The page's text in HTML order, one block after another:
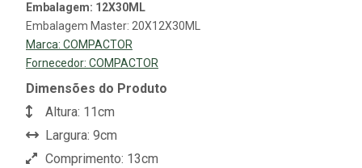
Embalagem: 12X30ML
Embalagem Master: 20X12X30ML
Marca: COMPACTOR
Fornecedor: COMPACTOR
Dimensões do Produto
Altura: 11cm
Largura: 9cm
Comprimento: 13cm